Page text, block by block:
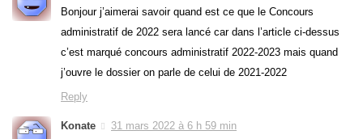
Bonjour j’aimerai savoir quand est ce que le Concours
administratif de 2022 sera lancé car dans l’article ci-dessus
c’est marqué concours administratif 2022-2023 mais quand
j’ouvre le dossier on parle de celui de 2021-2022
Reply
Konate
31 mars 2022 à 6 h 59 min